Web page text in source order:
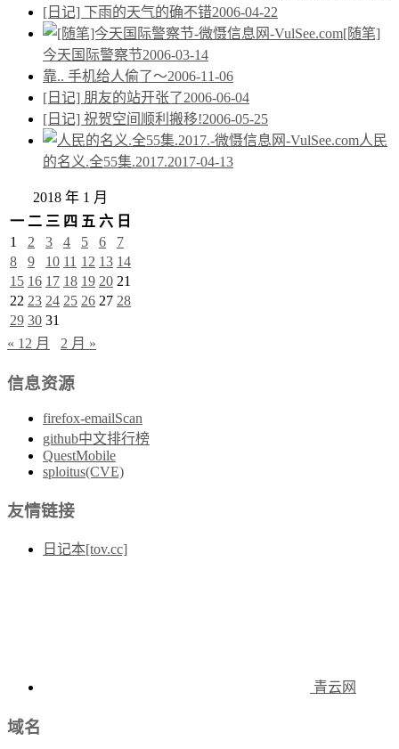
[日记] 下雨的天气的确不错2006-04-22
[随笔]
今天国际警察节2006-03-14
靠.. 手机给人偷了～2006-11-06
[日记] 朋友的站开张了2006-06-04
[日记] 祝贺空间顺利搬移!2006-05-25
人民
的名义.全55集.2017.2017-04-13
2018 年 1 月
一 二 三 四 五 六 日
1
2 3 4 5 6
7
8
9 10 11 12 13 14
15 16 17 18 19 20 21
22 23 24 25 26 27 28
29 30 31
« 12 月
2 月 »
信息资源
firefox-emailScan
github中文排行榜
QuestMobile
sploitus(CVE)
友情链接
日记本[tov.cc]
青云网
域名